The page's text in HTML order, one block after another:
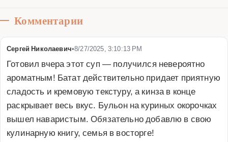
Комментарии
Сергей Николаевич•8/27/2025, 3:10:13 PM
Готовил вчера этот суп — получился невероятно
ароматным! Батат действительно придает приятную
сладость и кремовую текстуру, а кинза в конце
раскрывает весь вкус. Бульон на куриных окорочках
вышел наваристым. Обязательно добавлю в свою
кулинарную книгу, семья в восторге!